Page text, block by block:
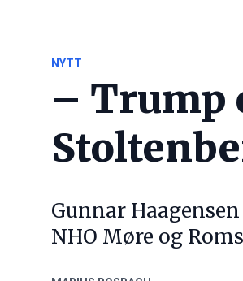
NYTT
– Trump
Gunnar
NHO Møre og